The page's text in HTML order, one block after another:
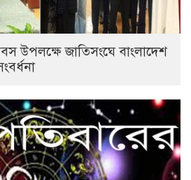
উপলক্ষে জাতিসংঘে বাংলাদেশ